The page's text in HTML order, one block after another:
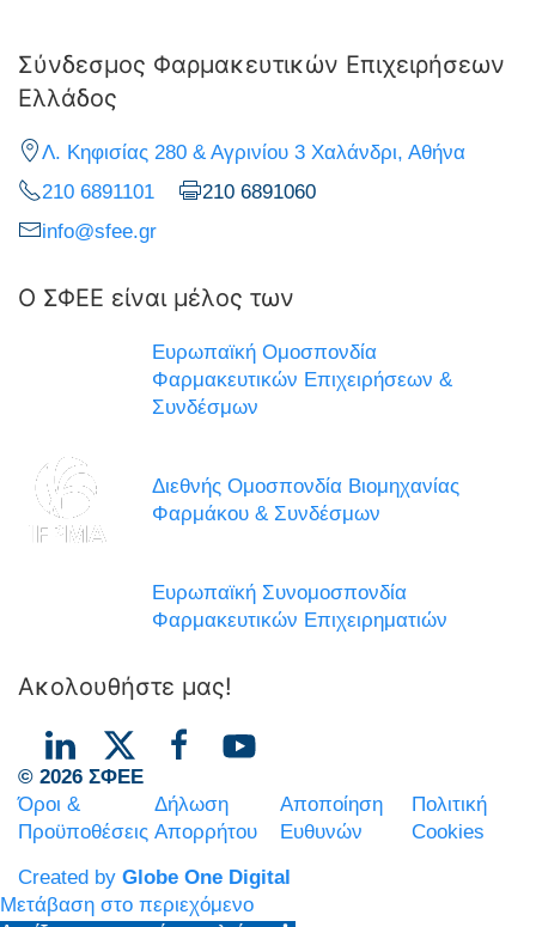
Σύνδεσμος Φαρμακευτικών Επιχειρήσεων
Ελλάδος
Λ. Κηφισίας 280 & Αγρινίου 3 Χαλάνδρι, Αθήνα
210 6891101
210 6891060
info@sfee.gr
Ο ΣΦΕΕ είναι μέλος των
Ευρωπαϊκή Ομοσπονδία
Φαρμακευτικών Επιχειρήσεων &
Συνδέσμων
Διεθνής Ομοσπονδία Βιομηχανίας
Φαρμάκου & Συνδέσμων
Ευρωπαϊκή Συνομοσπονδία
Φαρμακευτικών Επιχειρηματιών
Ακολουθήστε μας!
© 2026 ΣΦΕΕ
Όροι &
Προϋποθέσεις
Δήλωση
Απορρήτου
Αποποίηση
Ευθυνών
Πολιτική
Cookies
Created by Globe One Digital
Μετάβαση στο περιεχόμενο